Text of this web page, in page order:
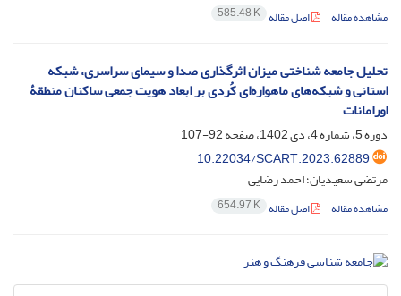
مشاهده مقاله اصل مقاله 585.48 K
تحلیل جامعه شناختی میزان اثرگذاری صدا و سیمای سراسری، شبکه
استانی و شبکه‌های ماهواره‌ای کُردی بر ابعاد هویت جمعی ساکنان منطقۀ
اورامانات
دوره 5، شماره 4، دی 1402، صفحه
92-107
10.22034/SCART.2023.62889
مرتضی سعیدیان؛ احمد رضایی
مشاهده مقاله اصل مقاله 654.97 K